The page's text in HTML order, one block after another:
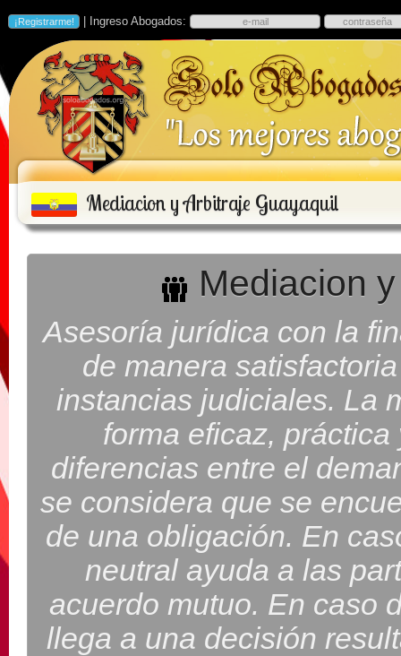
| Ingreso Abogados:
Mediacion y Arbitraje Guayaquil
Mediacion
Asesoría jurídica con la
de manera
instancias judiciales. La
forma eficaz,
diferencias entre el
se considera que se
de una obligación. En
neutral ayuda a las
acuerdo mutuo. En caso
llega a una decisión